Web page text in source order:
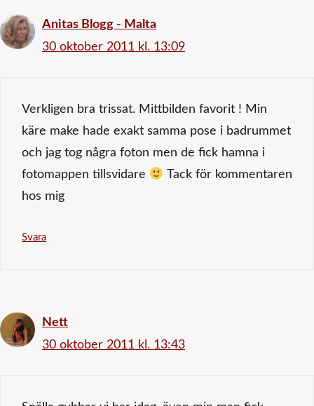
Anitas Blogg - Malta
30 oktober 2011 kl. 13:09
Verkligen bra trissat. Mittbilden favorit ! Min
käre make hade exakt samma pose i badrummet
och jag tog några foton men de fick hamna i
fotomappen tillsvidare
Tack för kommentaren
hos mig
Svara
Nett
30 oktober 2011 kl. 13:43